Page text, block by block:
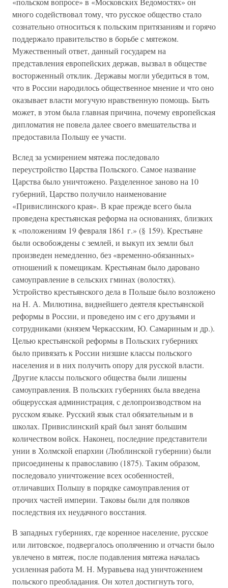
много содействовал тому, что русское общество стало
сознательно относиться к польским притязаниям и горячо
поддержало правительство в борьбе с мятежом.
Мужественный ответ, данный государем на
представления европейских держав, вызвал в обществе
восторженный отклик. Державы могли убедиться в том,
что в России народилось общественное мнение и что оно
оказывает власти могучую нравственную помощь. Быть
может, в этом была главная причина, почему европейская
дипломатия не повела далее своего вмешательства и
предоставила Польшу ее участи.
Вслед за усмирением мятежа последовало
переустройство Царства Польского. Самое название
Царства было уничтожено. Разделенное заново на 10
губерний, Царство получило наименование
«Привислинского края». В крае прежде всего была
проведена крестьянская реформа на основаниях, близких
к «положениям 19 февраля 1861 г.» (§ 159). Крестьяне
были освобождены с землей, и выкуп их земли был
произведен немедленно, без «временно-обязанных»
отношений к помещикам. Крестьянам было даровано
самоуправление в сельских гминах (волостях).
Устройство крестьянского дела в Польше было возложено
на Н. А. Милютина, виднейшего деятеля крестьянской
реформы в России, и проведено им с его друзьями и
сотрудниками (князем Черкасским, Ю. Самариным и др.).
Целью крестьянской реформы в Польских губерниях
было привязать к России низшие классы польского
населения и в них получить опору для русской власти.
Другие классы польского общества были лишены
самоуправления. В польских губерниях была введена
общерусская администрация, с делопроизводством на
русском языке. Русский язык стал обязательным и в
школах. Привислинский край был занят большим
количеством войск. Наконец, последние представители
унии в Холмской епархии (Люблинской губернии) были
присоединены к православию (1875). Таким образом,
последовало уничтожение всех особенностей,
отличавших Польшу в порядке самоуправления от
прочих частей империи. Таковы были для поляков
последствия их неудачного восстания.
В западных губерниях, где коренное население, русское
или литовское, подвергалось ополячению и отчасти было
увлечено в мятеж, после подавления мятежа началась
усиленная работа М. Н. Муравьева над уничтожением
польского преобладания. Он хотел достигнуть того,